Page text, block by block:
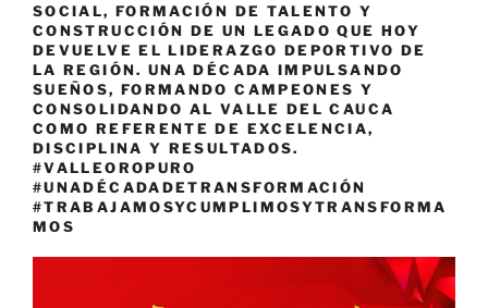
SOCIAL, FORMACIÓN DE TALENTO Y
CONSTRUCCIÓN DE UN LEGADO QUE HOY
DEVUELVE EL LIDERAZGO DEPORTIVO DE
LA REGIÓN. UNA DÉCADA IMPULSANDO
SUEÑOS, FORMANDO CAMPEONES Y
CONSOLIDANDO AL VALLE DEL CAUCA
COMO REFERENTE DE EXCELENCIA,
DISCIPLINA Y RESULTADOS.
#VALLEOROPURO
#UNADÉCADADETRANSFORMACIÓN
#TRABAJAMOSYCUMPLIMOSYTRANSFORMA
MOS